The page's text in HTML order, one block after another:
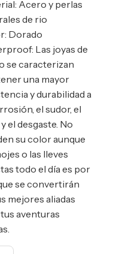
Acero y perlas
de rio
Dorado
Las joyas de
se caracterizan
una mayor
y durabilidad a
el sudor, el
el desgaste. No
su color aunque
o las lleves
todo el día es por
se convertirán
mejores aliadas
aventuras